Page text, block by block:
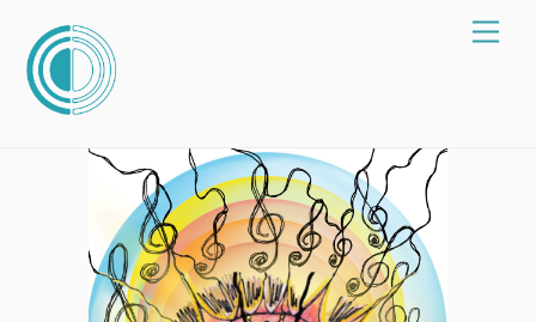
Inhalt
springen